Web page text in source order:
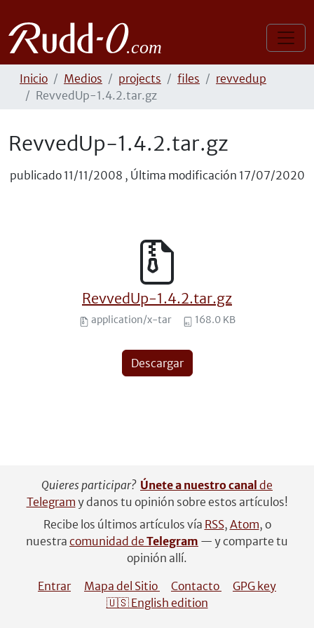
Inicio Medios projects files
revvedup
RevvedUp-1.4.2.tar.gz
RevvedUp-1.4.2.tar.gz
publicado 11/11/2008 , Última modificación 17/07/2020
RevvedUp-1.4.2.tar.gz
application/x-tar 168.0 KB
Descargar
Quieres participar? Únete a nuestro canal de
Telegram y danos tu opinión sobre estos artículos!
Recibe los últimos artículos vía RSS, Atom, o
nuestra comunidad de Telegram — y comparte tu
opinión allí.
Entrar
Mapa del Sitio Contacto
GPG key
🇺🇸 English edition